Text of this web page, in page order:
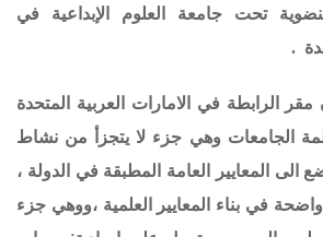
تحت جامعة العلوم الإبداعية في
.
الرابطة في الامارات العربية المتحدة
الجامعات وهي جزء لا يتجزأ من نشاط
المعايير العامة المطبقة في الدولة ،
في بناء المعايير العلمية ،ووهي جزء